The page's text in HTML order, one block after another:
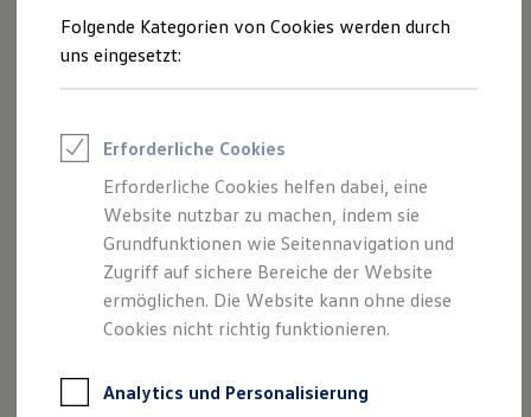
Feuerwehr
Rettungsdienste
ONE Business ID Vorteile
Fahrzeugsuche & Marktplatz
Digitaler Marktplatz
Kauf & Finanzierung
Online-Fahrzeugbewertung
Aktionen & Angebote
E-Auto-Förderung
Für Privatkunden
Für Gewerbekunden
Profi Paket
TopDeal
Zertifizierte Gebrauchtwagen
aufgeführt sind.
Impressum
Datenschutzerklärung
Impressum
Herforder Str. 197
Folgende Kategorien von Cookies werden durch
uns eingesetzt:
Erforderliche Cookies
Erforderliche Cookies helfen dabei, eine
Website nutzbar zu machen, indem sie
Grundfunktionen wie Seitennavigation und
Zugriff auf sichere Bereiche der Website
ermöglichen. Die Website kann ohne diese
Cookies nicht richtig funktionieren.
Analytics und Personalisierung